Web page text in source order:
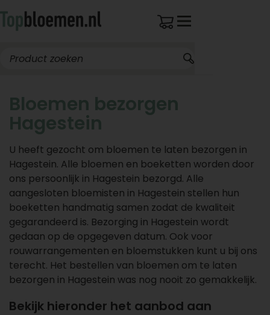
Bloemen bezorgen
Hagestein
U heeft gezocht om bloemen te laten bezorgen in
Hagestein. Alle bloemen en boeketten worden door
ons persoonlijk in Hagestein bezorgd. Alle
aangesloten bloemisten in Hagestein stellen hun
boeketten handmatig samen zodat de kwaliteit
gegarandeerd is. Bezorging in Hagestein wordt
gedaan op de opgegeven datum. Ook voor
rouwarrangementen en bloemstukken kunt u bij ons
terecht. Het bestellen van bloemen om te laten
bezorgen in Hagestein was nog nooit zo gemakkelijk.
Bekijk hieronder het aanbod aan